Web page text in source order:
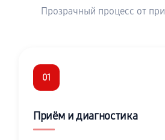
Прозрачный процесс от
01
Приём и диагностика